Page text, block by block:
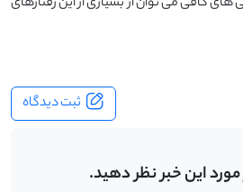
ثبت دیدگاه
این خبر نظر دهید.